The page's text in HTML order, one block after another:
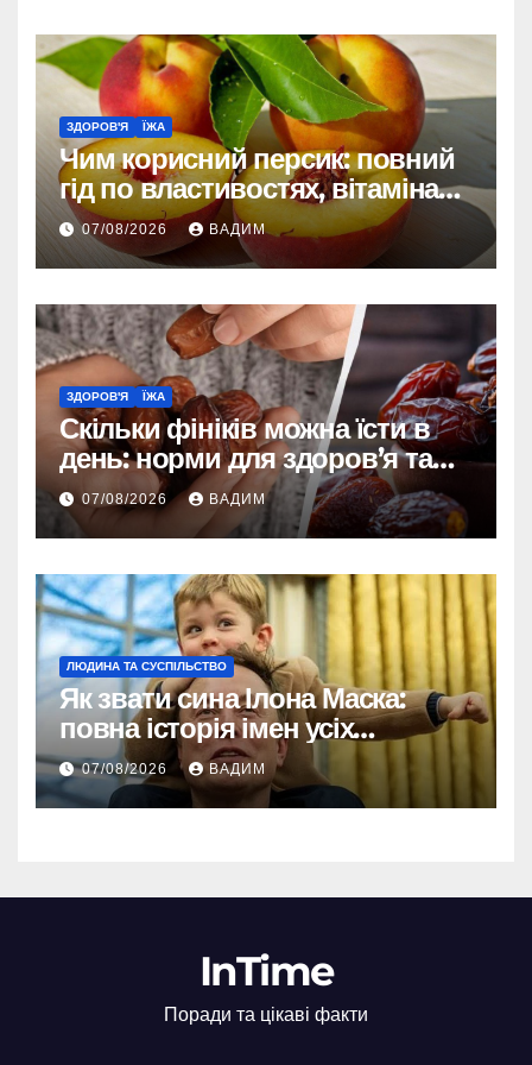
ЗДОРОВ'Я ЇЖА
Чим корисний персик: повний
гід по властивостях, вітамінах і
впливі на організм
07/08/2026 ВАДИМ
ЗДОРОВ'Я ЇЖА
Скільки фініків можна їсти в
день: норми для здоров’я та
енергії
07/08/2026 ВАДИМ
ЛЮДИНА ТА СУСПІЛЬСТВО
Як звати сина Ілона Маска:
повна історія імен усіх
хлопчиків мільярдера
07/08/2026 ВАДИМ
InTime
Поради та цікаві факти